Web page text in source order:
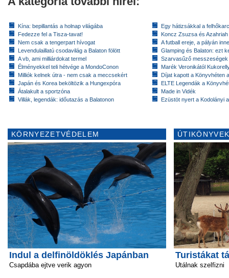
Kína: bepillantás a holnap világába
Fedezze fel a Tisza-tavat!
Nem csak a tengerpart hívogat
Levendulaillatú csodavilág a Balaton fölött
A vb, ami milliárdokat termel
Élményekkel teli hétvége a MondoConon
Milliók kelnek útra - nem csak a meccsekért
Japán és Korea beköltözik a Hungexpóra
Átalakult a sportzóna
Villák, legendák: időutazás a Balatonon
Egy hátizsákkal a
Koncz Zsuzsa és
A futball ereje, a pályán
Glamping és Balaton: ezt
Szarvasűző messzeségek
Marék Veronikától
Díjat kapott a Könyvhéten
ELTE Legendák a
Made in Vidék
Ezüstöt nyert a Kodolányi
KÖRNYEZETVÉDELEM
Indul a delfinöldöklés Japánban
Csapdába ejtve verik agyon
Turistákat
Utálnak szelfizni